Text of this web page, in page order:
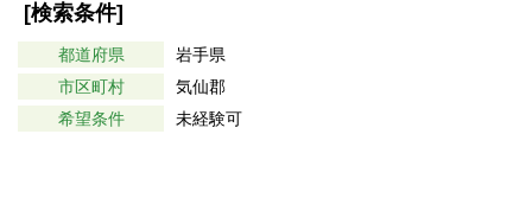
[検索条件]
都道府県
岩手県
市区町村
気仙郡
希望条件
未経験可